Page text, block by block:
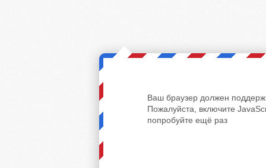
Ваш браузер должен
Пожалуйста, включите
попробуйте ещё раз